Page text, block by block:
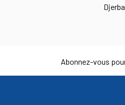
Abonnez-vous